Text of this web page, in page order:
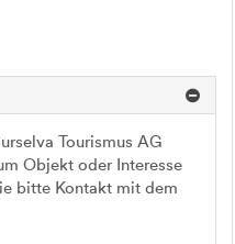
Tourismus AG
Objekt oder Interesse
bitte Kontakt mit dem